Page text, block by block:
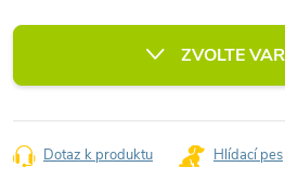
cena:
ZVOLTE
Dotaz k produktu Hlídací pes